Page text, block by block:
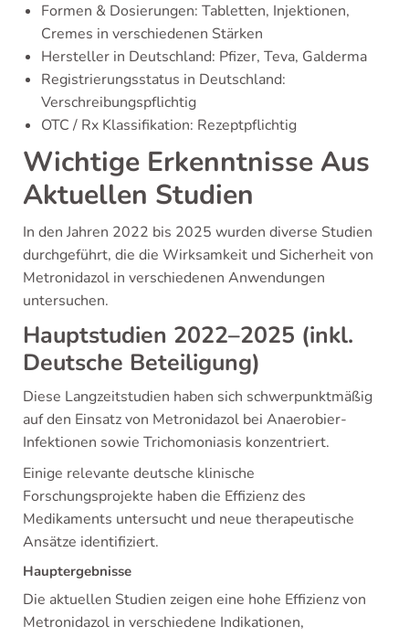
Formen & Dosierungen: Tabletten, Injektionen,
Cremes in verschiedenen Stärken
Hersteller in Deutschland: Pfizer, Teva, Galderma
Registrierungsstatus in Deutschland:
Verschreibungspflichtig
OTC / Rx Klassifikation: Rezeptpflichtig
Wichtige Erkenntnisse Aus
Aktuellen Studien
In den Jahren 2022 bis 2025 wurden diverse Studien
durchgeführt, die die Wirksamkeit und Sicherheit von
Metronidazol in verschiedenen Anwendungen
untersuchen.
Hauptstudien 2022–2025 (inkl.
Deutsche Beteiligung)
Diese Langzeitstudien haben sich schwerpunktmäßig
auf den Einsatz von Metronidazol bei Anaerobier-
Infektionen sowie Trichomoniasis konzentriert.
Einige relevante deutsche klinische
Forschungsprojekte haben die Effizienz des
Medikaments untersucht und neue therapeutische
Ansätze identifiziert.
Hauptergebnisse
Die aktuellen Studien zeigen eine hohe Effizienz von
Metronidazol in verschiedene Indikationen,